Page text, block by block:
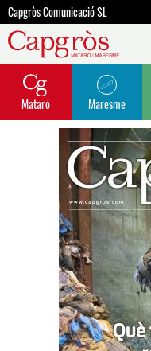
Capgròs Comunicació SL
Mataró Maresme